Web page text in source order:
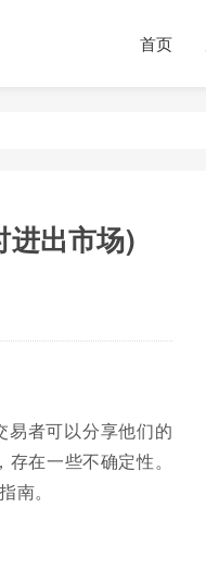
首页
进出市场)
易者可以分享他们的
在一些不确定性。
南。